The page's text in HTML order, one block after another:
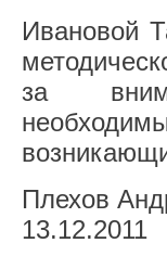
Ивановой
за
Плехов
13.12.2011